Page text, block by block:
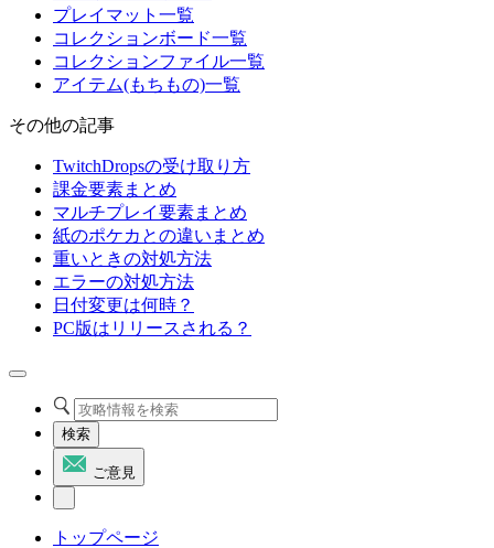
プレイマット一覧
コレクションボード一覧
コレクションファイル一覧
アイテム(もちもの)一覧
その他の記事
TwitchDropsの受け取り方
課金要素まとめ
マルチプレイ要素まとめ
紙のポケカとの違いまとめ
重いときの対処方法
エラーの対処方法
日付変更は何時？
PC版はリリースされる？
検索
ご意見
トップページ